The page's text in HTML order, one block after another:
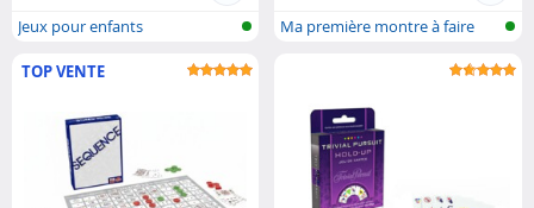
Jeux pour enfants
Ma première montre à faire
TOP VENTE